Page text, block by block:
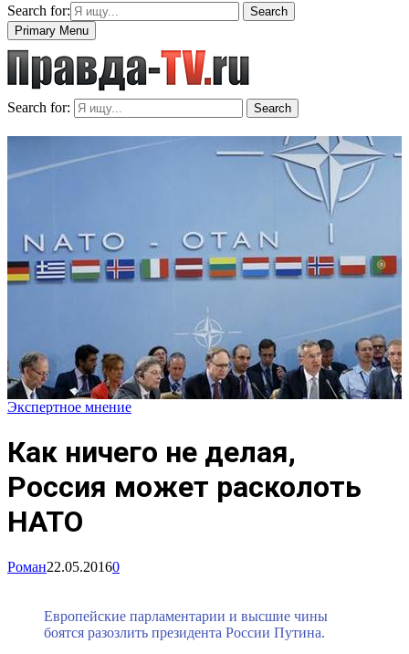
Search for:
Search
Primary Menu
Search for: Search
Экспертное мнение
Как ничего не делая,
Россия может расколоть
НАТО
Роман22.05.20160
Европейские парламентарии и высшие чины
боятся разозлить президента России Путина.